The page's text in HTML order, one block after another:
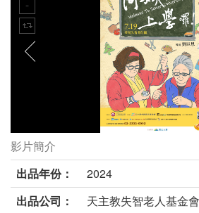
阿姨，上學囉！劇照
影片簡介
出品年份：
2024
出品公司：
天主教失智老人基金會